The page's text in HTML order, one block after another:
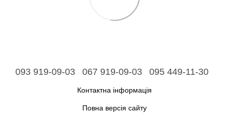
093 919-09-03 067 919-09-03 095 449-11-30
Контактна інформація
Повна версія сайту